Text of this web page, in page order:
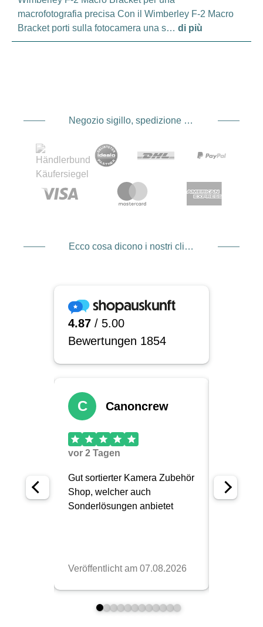
macrofotografia precisa Con il Wimberley F-2 Macro
Bracket porti sulla fotocamera una s… di più
Negozio sigillo, spedizione e spedizione Fornitore di servizi di pagamento
Ecco cosa dicono i nostri clienti